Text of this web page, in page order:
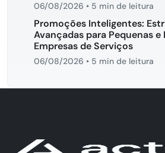
06/08/2026 • 5 min de leitura
Promoções Inteligentes:
Avançadas para Pequenas e
Empresas de Serviços
06/08/2026 • 5 min de leitura